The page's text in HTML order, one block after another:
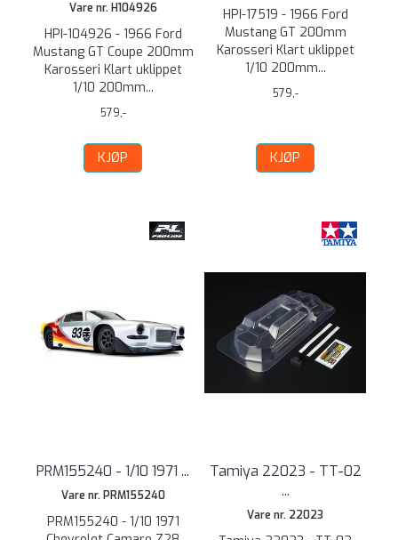
Vare nr. H104926
HPI-104926 - 1966 Ford
Mustang GT Coupe 200mm
Karosseri Klart uklippet
1/10 200mm...
579,-
KJØP
HPI-17519 - 1966 Ford
Mustang GT 200mm
Karosseri Klart uklippet
1/10 200mm...
579,-
KJØP
PRM155240 - 1/10 1971 ...
Vare nr. PRM155240
PRM155240 - 1/10 1971
Tamiya 22023 - TT-02
...
Vare nr. 22023